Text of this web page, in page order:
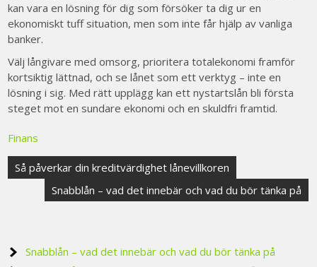
kan vara en lösning för dig som försöker ta dig ur en
ekonomiskt tuff situation, men som inte får hjälp av vanliga
banker.
Välj långivare med omsorg, prioritera totalekonomi framför
kortsiktig lättnad, och se lånet som ett verktyg – inte en
lösning i sig. Med rätt upplägg kan ett nystartslån bli första
steget mot en sundare ekonomi och en skuldfri framtid.
Finans
Post
navigation
Så påverkar din kreditvärdighet lånevillkoren
Snabblån – vad det innebär och vad du bör tänka på
Snabblån – vad det innebär och vad du bör tänka på